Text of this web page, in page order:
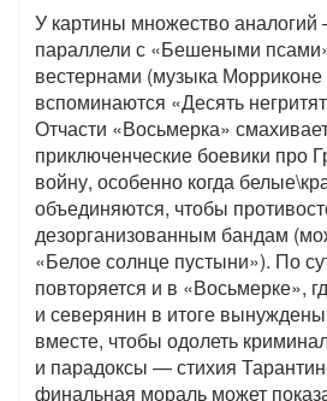
У картины множество
параллели с «Бешеными
вестернами (музыка Морриконе
вспоминаются «Десять
Отчасти «Восьмерка»
приключенческие боевики про
войну, особенно когда
объединяются, чтобы
дезорганизованным бандам
«Белое солнце пустыни»). По
повторяется и в «Восьмерке»,
и северянин в итоге
вместе, чтобы одолеть
и парадоксы — стихия
финальная мораль может